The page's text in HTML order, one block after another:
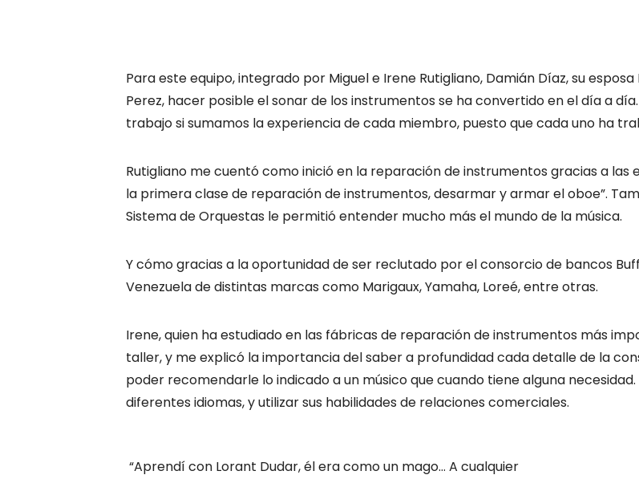
Para este equipo, integrado por Miguel e Irene Rutigliano, Damián Díaz, su
Perez, hacer posible el sonar de los instrumentos se ha convertido en el día a
trabajo si sumamos la experiencia de cada miembro, puesto que cada uno ha
Rutigliano me cuentó como inició en la reparación de instrumentos gracias a las
la primera clase de reparación de instrumentos, desarmar y armar el oboe”.
Sistema de Orquestas le permitió entender mucho más el mundo de la música.
Y cómo gracias a la oportunidad de ser reclutado por el consorcio de bancos
Venezuela de distintas marcas como Marigaux, Yamaha, Loreé, entre otras.
Irene, quien ha estudiado en las fábricas de reparación de instrumentos más
taller, y me explicó la importancia del saber a profundidad cada detalle de la
poder recomendarle lo indicado a un músico que cuando tiene alguna
diferentes idiomas, y utilizar sus habilidades de relaciones comerciales.
“Aprendí con Lorant Dudar, él era como un mago… A cualquier